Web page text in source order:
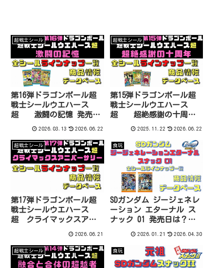
超戦士シール
第16弾ドラゴンボール超
戦士シールウエハース
超 激闘の記憶 発売日
ース
2026.03.13 2026.06.22
超戦士シール
第15弾ドラゴンボール超
戦士シールウエハース
超 超絶感謝の十周年
ータベース
2025.11.22 2026.06.22
超戦士シール
第17弾ドラゴンボール超
戦士シールウエハース
超 クライマックスアニ
約は？配列は？ラインナ
ップ一覧データベース
2026.06.21
食玩
SDガンダム ジージェネレ
ーション エターナル ス
ナック 01 発売日は？予
データベース
2026.01.21 2026.04.30
超戦士シール 食玩